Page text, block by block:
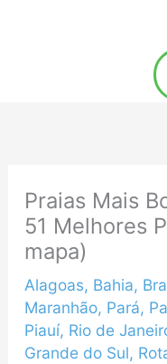
Praias Mais
51 Melhores
mapa)
Alagoas, Bahia,
Maranhão, Pará,
Piauí, Rio de
Grande do Sul,